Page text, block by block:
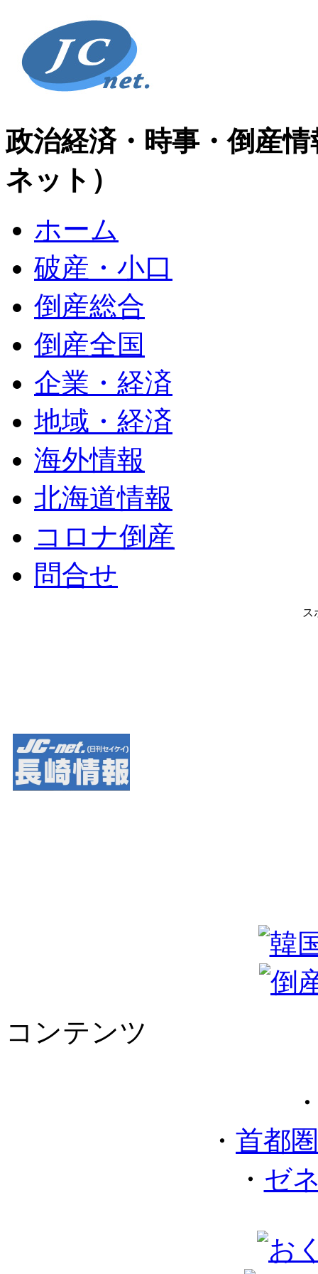
政治経済・時事・倒産
ネット）
ホーム
破産・小口
倒産総合
倒産全国
企業・経済
地域・経済
海外情報
北海道情報
コロナ倒産
問合せ
ス
コンテンツ
・ 首都
・ ゼ